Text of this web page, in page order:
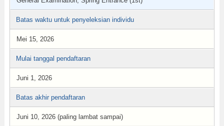
Batas waktu untuk penyeleksian individu
Mei 15, 2026
Mulai tanggal pendaftaran
Juni 1, 2026
Batas akhir pendaftaran
Juni 10, 2026 (paling lambat sampai)